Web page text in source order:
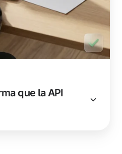
que la API